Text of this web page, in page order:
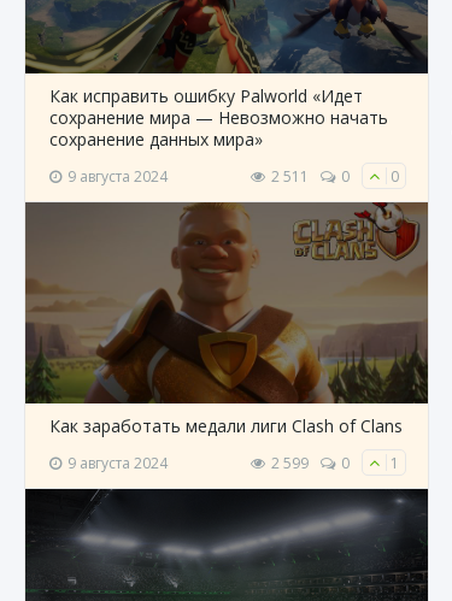
Как исправить ошибку Palworld «Идет
сохранение мира — Невозможно начать
сохранение данных мира»
9 августа 2024 2 511 0 0
Как заработать медали лиги Clash of Clans
9 августа 2024 2 599 0 1